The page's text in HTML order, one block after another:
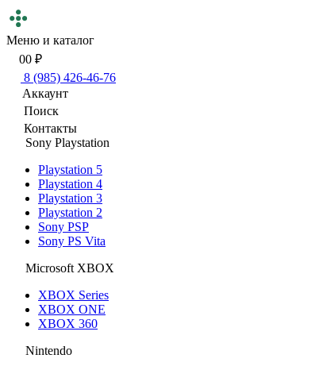
Меню и каталог
00 ₽
8 (985) 426-46-76
Аккаунт
Поиск
Контакты
Sony Playstation
Playstation 5
Playstation 4
Playstation 3
Playstation 2
Sony PSP
Sony PS Vita
Microsoft XBOX
XBOX Series
XBOX ONE
XBOX 360
Nintendo